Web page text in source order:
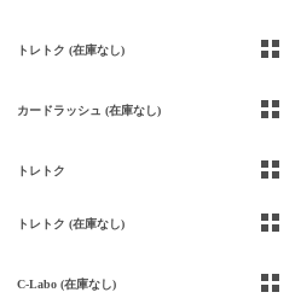
トレトク (在庫なし)
カードラッシュ (在庫なし)
トレトク
トレトク (在庫なし)
C-Labo (在庫なし)